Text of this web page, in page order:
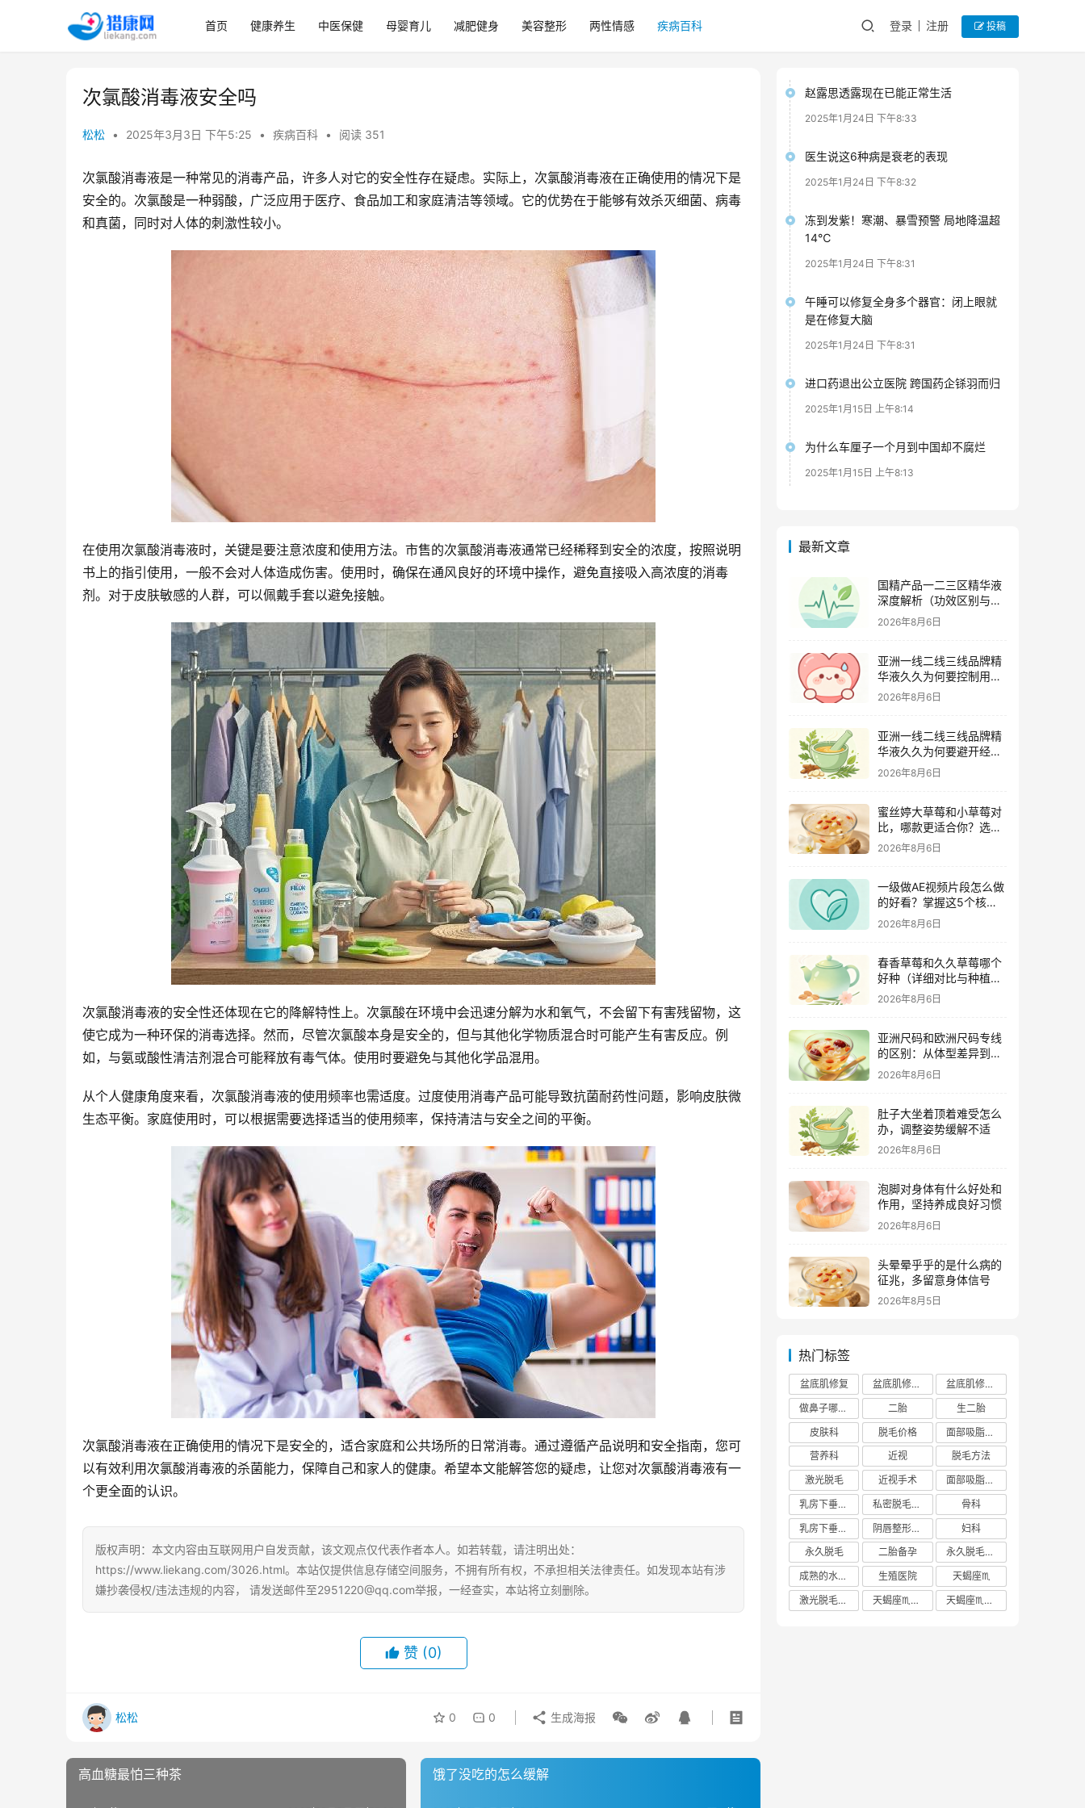
首页 健康养生 中医保健 母婴育儿 减肥健身 美容整形 两性情感 疾病百科 登录 注册 投稿
次氯酸消毒液安全吗
松松 • 2025年3月3日 下午5:25 • 疾病百科 • 阅读 351
次氯酸消毒液是一种常见的消毒产品，许多人对它的安全性存在疑虑。实际上，次氯酸消毒液在正确使用的情况下是
安全的。次氯酸是一种弱酸，广泛应用于医疗、食品加工和家庭清洁等领域。它的优势在于能够有效杀灭细菌、病毒
和真菌，同时对人体的刺激性较小。
在使用次氯酸消毒液时，关键是要注意浓度和使用方法。市售的次氯酸消毒液通常已经稀释到安全的浓度，按照说明
书上的指引使用，一般不会对人体造成伤害。使用时，确保在通风良好的环境中操作，避免直接吸入高浓度的消毒
剂。对于皮肤敏感的人群，可以佩戴手套以避免接触。
次氯酸消毒液的安全性还体现在它的降解特性上。次氯酸在环境中会迅速分解为水和氧气，不会留下有害残留物，这
使它成为一种环保的消毒选择。然而，尽管次氯酸本身是安全的，但与其他化学物质混合时可能产生有害反应。例
如，与氨或酸性清洁剂混合可能释放有毒气体。使用时要避免与其他化学品混用。
从个人健康角度来看，次氯酸消毒液的使用频率也需适度。过度使用消毒产品可能导致抗菌耐药性问题，影响皮肤微
生态平衡。家庭使用时，可以根据需要选择适当的使用频率，保持清洁与安全之间的平衡。
次氯酸消毒液在正确使用的情况下是安全的，适合家庭和公共场所的日常消毒。通过遵循产品说明和安全指南，您可
以有效利用次氯酸消毒液的杀菌能力，保障自己和家人的健康。希望本文能解答您的疑虑，让您对次氯酸消毒液有一
个更全面的认识。
版权声明：本文内容由互联网用户自发贡献，该文观点仅代表作者本人。如若转载，请注明出处：
https://www.liekang.com/3026.html。本站仅提供信息存储空间服务，不拥有所有权，不承担相关法律责任。如发现本站有涉
嫌抄袭侵权/违法违规的内容， 请发送邮件至2951220@qq.com举报，一经查实，本站将立刻删除。
赞 (0)
松松 0 0 生成海报
高血糖最怕三种茶 饿了没吃的怎么缓解
赵露思透露现在已能正常生活
2025年1月24日 下午8:33
医生说这6种病是衰老的表现
2025年1月24日 下午8:32
冻到发紫！寒潮、暴雪预警 局地降温超
14℃
2025年1月24日 下午8:31
午睡可以修复全身多个器官：闭上眼就
是在修复大脑
2025年1月24日 下午8:31
进口药退出公立医院 跨国药企铩羽而归
2025年1月15日 上午8:14
为什么车厘子一个月到中国却不腐烂
2025年1月15日 上午8:13
最新文章
国精产品一二三区精华液
深度解析（功效区别与适
用肤质全指南）
2026年8月6日
亚洲一线二线三线品牌精
华液久久为何要控制用量
（过度使用与皮肤负担的
2026年8月6日
亚洲一线二线三线品牌精
华液久久为何要避开经期
（激素变化与皮肤敏感度
关联）
2026年8月6日
蜜丝婷大草莓和小草莓对
比，哪款更适合你？选购
指南全解析
2026年8月6日
一级做AE视频片段怎么做
的好看？掌握这5个核心
技巧
2026年8月6日
春香草莓和久久草莓哪个
好种（详细对比与种植指
南）
2026年8月6日
亚洲尺码和欧洲尺码专线
的区别：从体型差异到购
物避坑指南
2026年8月6日
肚子大坐着顶着难受怎么
办，调整姿势缓解不适
2026年8月6日
泡脚对身体有什么好处和
作用，坚持养成良好习惯
2026年8月6日
头晕晕乎乎的是什么病的
征兆，多留意身体信号
2026年8月5日
热门标签
盆底肌修复 盆底肌修复医院排行榜
盆底肌修复多少钱
做鼻子哪个正规医院比较出名
二胎
生二胎
皮肤科
脱毛价格
面部吸脂费用
营养科
近视
脱毛方法
激光脱毛
近视手术
面部吸脂多少钱
乳房下垂矫正价格
私密脱毛方法
骨科
乳房下垂矫正费用
阴唇整形手术多少钱
妇科
永久脱毛
二胎备孕
永久脱毛方法
成熟的水蜜桃
生殖医院
天蝎座♏️
激光脱毛价格
天蝎座♏️女生 天蝎座♏️男生